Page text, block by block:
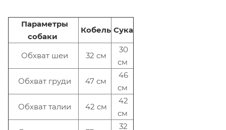
Параметры
собаки
Кобель Сука
Обхват шеи 32 см
30
см
Обхват груди
47 см
46
см
Обхват талии
42 см
42
см
32